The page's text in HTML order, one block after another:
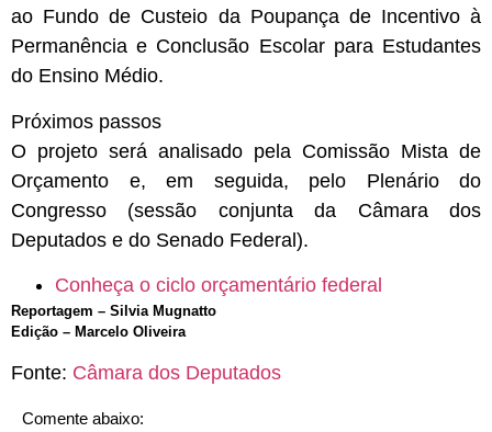
ao Fundo de Custeio da Poupança de Incentivo à
Permanência e Conclusão Escolar para Estudantes
do Ensino Médio.
Próximos passos
O projeto será analisado pela Comissão Mista de
Orçamento e, em seguida, pelo Plenário do
Congresso (sessão conjunta da Câmara dos
Deputados e do Senado Federal).
Conheça o ciclo orçamentário federal
Reportagem – Silvia Mugnatto
Edição – Marcelo Oliveira
Fonte: Câmara dos Deputados
Comente abaixo: